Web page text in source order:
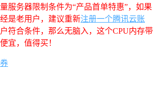
服务器限制条件为“产品首单特惠”，如果
是老用户，建议重新注册一个腾讯云账
符合条件，那么无脑入，这个CPU内存带
宜，值得买！